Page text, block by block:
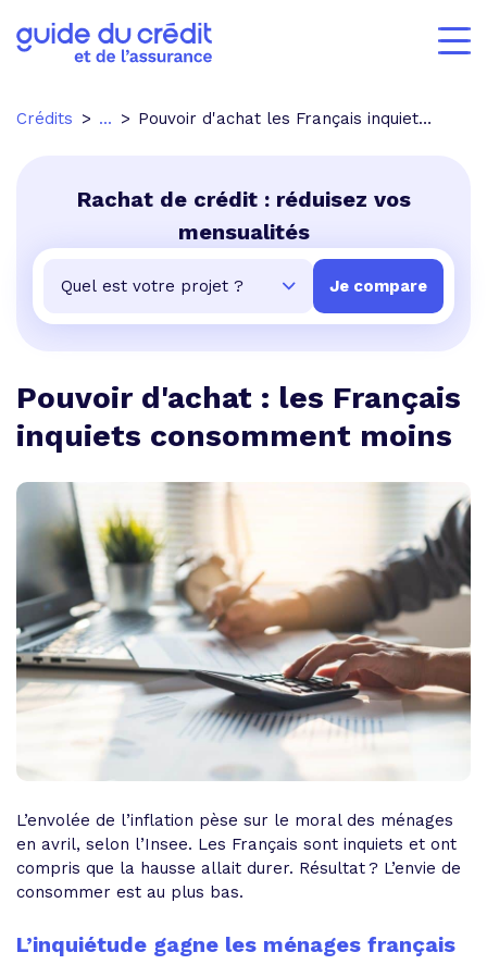
Crédits ... Pouvoir d'achat les Français inquiets consomment moins
Rachat de crédit : réduisez vos
mensualités
Pouvoir d'achat : les Français
inquiets consomment moins
L’envolée de l’inflation pèse sur le moral des ménages
en avril, selon l’Insee. Les Français sont inquiets et ont
compris que la hausse allait durer. Résultat ? L’envie de
consommer est au plus bas.
L’inquiétude gagne les ménages français